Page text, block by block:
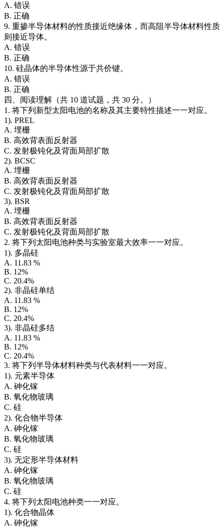
A. 错误
B. 正确
9. 重掺半导体材料的性质接近绝缘体，而高阻半导体材料性质
则接近导体。
A. 错误
B. 正确
10. 硅晶体的半导体性源于共价键。
A. 错误
B. 正确
四、阅读理解（共 10 道试题，共 30 分。）
1. 将下列新型太阳电池的名称及其主要特性描述一一对应。
1). PREL
A. 埋栅
B. 高效背表面反射器
C. 发射极钝化及背面局部扩散
2). BCSC
A. 埋栅
B. 高效背表面反射器
C. 发射极钝化及背面局部扩散
3). BSR
A. 埋栅
B. 高效背表面反射器
C. 发射极钝化及背面局部扩散
2. 将下列太阳电池种类与实验室最大效率一一对应。
1). 多晶硅
A. 11.83 %
B. 12%
C. 20.4%
2). 非晶硅单结
A. 11.83 %
B. 12%
C. 20.4%
3). 非晶硅多结
A. 11.83 %
B. 12%
C. 20.4%
3. 将下列半导体材料种类与代表材料一一对应。
1). 元素半导体
A. 砷化镓
B. 氧化物玻璃
C. 硅
2). 化合物半导体
A. 砷化镓
B. 氧化物玻璃
C. 硅
3). 无定形半导体材料
A. 砷化镓
B. 氧化物玻璃
C. 硅
4. 将下列太阳电池种类一一对应。
1). 化合物晶体
A. 砷化镓